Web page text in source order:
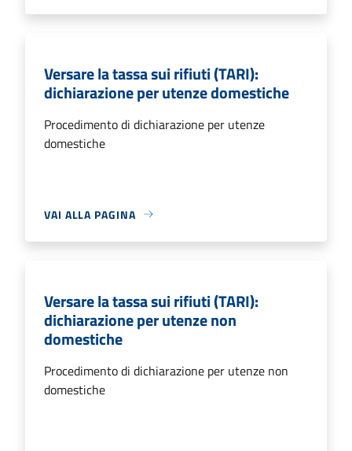
Versare la tassa sui rifiuti (TARI):
dichiarazione per utenze domestiche
Procedimento di dichiarazione per utenze
domestiche
VAI ALLA PAGINA
Versare la tassa sui rifiuti (TARI):
dichiarazione per utenze non
domestiche
Procedimento di dichiarazione per utenze non
domestiche